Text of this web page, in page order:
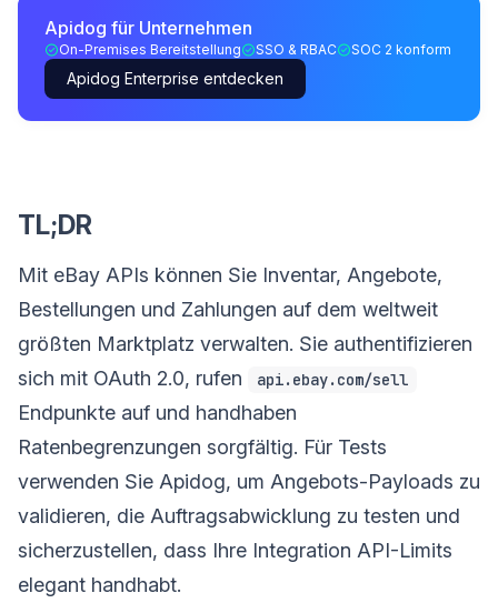
Apidog für Unternehmen
On-Premises Bereitstellung SSO & RBAC SOC 2 konform
Apidog Enterprise entdecken
TL;DR
Mit eBay APIs können Sie Inventar, Angebote,
Bestellungen und Zahlungen auf dem weltweit
größten Marktplatz verwalten. Sie authentifizieren
sich mit OAuth 2.0, rufen
api.ebay.com/sell
Endpunkte auf und handhaben
Ratenbegrenzungen sorgfältig. Für Tests
verwenden Sie Apidog, um Angebots-Payloads zu
validieren, die Auftragsabwicklung zu testen und
sicherzustellen, dass Ihre Integration API-Limits
elegant handhabt.